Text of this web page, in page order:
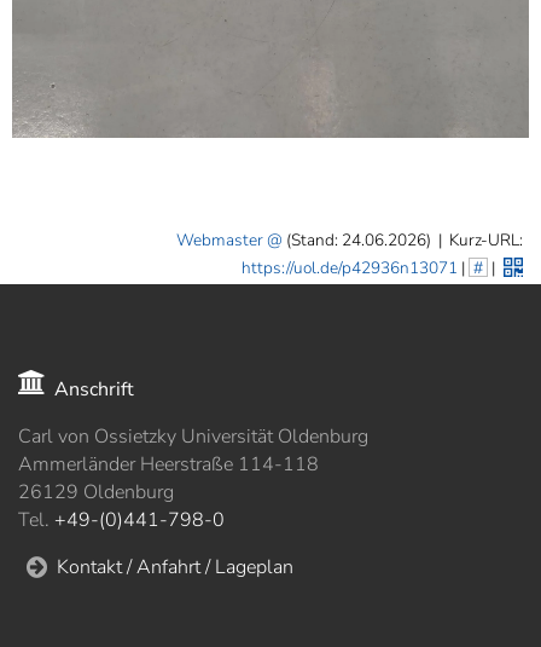
Webmaster (Stand: 24.06.2026) | Kurz-URL:
https://uol.de/p42936n13071 | # |
Anschrift
Carl von Ossietzky Universität Oldenburg
Ammerländer Heerstraße 114-118
26129 Oldenburg
Tel. +49-(0)441-798-0
Kontakt / Anfahrt / Lageplan